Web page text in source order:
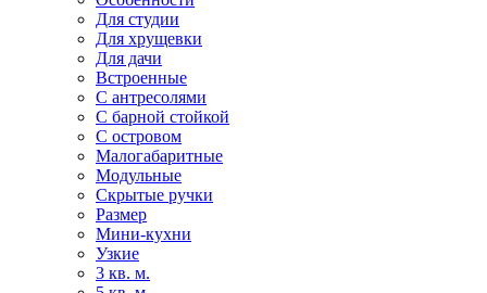
Для студии
Для хрущевки
Для дачи
Встроенные
С антресолями
С барной стойкой
С островом
Малогабаритные
Модульные
Скрытые ручки
Размер
Мини-кухни
Узкие
3 кв. м.